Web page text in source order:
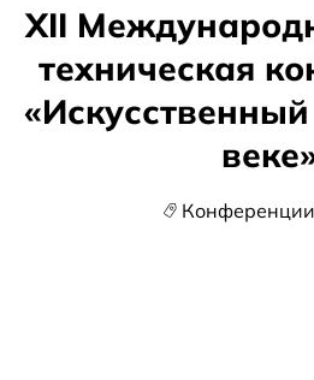
XII
техническая
Конференции